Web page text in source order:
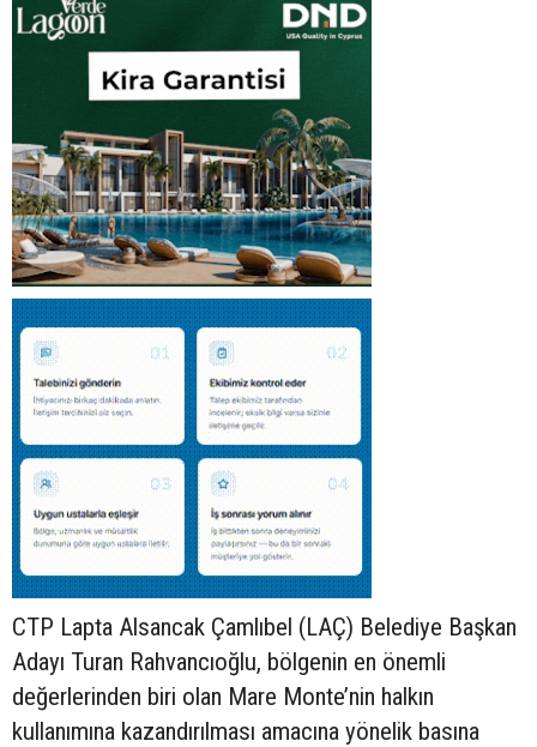
CTP Lapta Alsancak Çamlıbel (LAÇ) Belediye Başkan
Adayı Turan Rahvancıoğlu, bölgenin en önemli
değerlerinden biri olan Mare Monte’nin halkın
kullanımına kazandırılması amacına yönelik basına